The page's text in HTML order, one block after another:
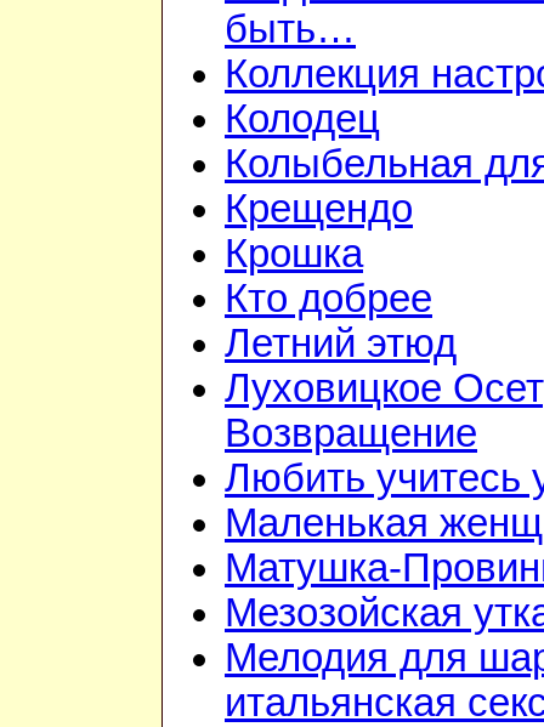
быть…
Коллекция
Колодец
Колыбельная
Крещендо
Крошка
Кто добрее
Летний этюд
Луховицкое
Возвращение
Любить учитесь
Маленькая
Матушка-
Мезозойская
Мелодия для
итальянская